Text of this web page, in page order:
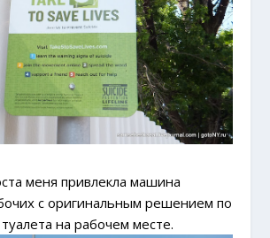
меня привлекла машина
с оригинальным решением по
на рабочем месте.